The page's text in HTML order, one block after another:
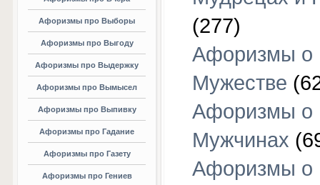
Афоризмы про Выборы
Афоризмы про Выгоду
Афоризмы про Выдержку
Афоризмы про Вымысел
Афоризмы про Выпивку
Афоризмы про Гадание
Афоризмы про Газету
Афоризмы про Гениев
(277)
Афоризмы о
Мужестве
Афоризмы о
Мужчинах
Афоризмы о